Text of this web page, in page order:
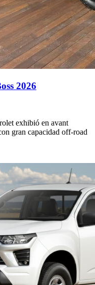
2026
exhibió en avant
gran capacidad off-road